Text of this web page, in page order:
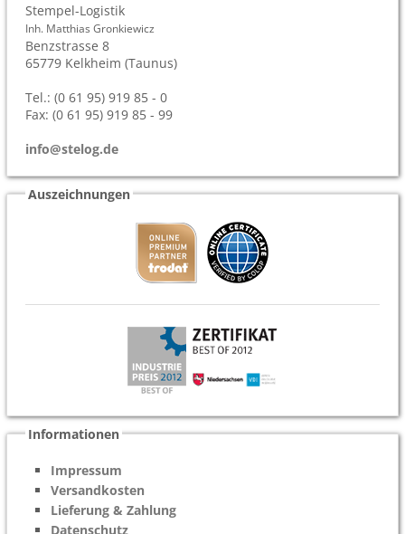
Stempel-Logistik
Inh. Matthias Gronkiewicz
Benzstrasse 8
65779 Kelkheim (Taunus)
Tel.: (0 61 95) 919 85 - 0
Fax: (0 61 95) 919 85 - 99
info@stelog.de
Auszeichnungen
Informationen
Impressum
Versandkosten
Lieferung & Zahlung
Datenschutz